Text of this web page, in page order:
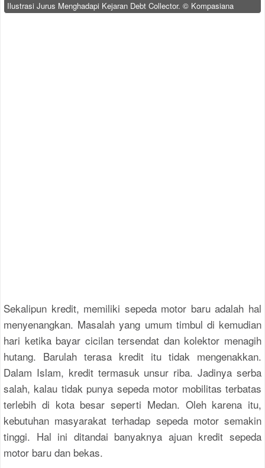
Ilustrasi Jurus Menghadapi Kejaran Debt Collector. © Kompasiana
Sekalipun kredit, memiliki sepeda motor baru adalah hal
menyenangkan. Masalah yang umum timbul di kemudian
hari ketika bayar cicilan tersendat dan kolektor menagih
hutang. Barulah terasa kredit itu tidak mengenakkan.
Dalam Islam, kredit termasuk unsur riba. Jadinya serba
salah, kalau tidak punya sepeda motor mobilitas terbatas
terlebih di kota besar seperti Medan. Oleh karena itu,
kebutuhan masyarakat terhadap sepeda motor semakin
tinggi. Hal ini ditandai banyaknya ajuan kredit sepeda
motor baru dan bekas.